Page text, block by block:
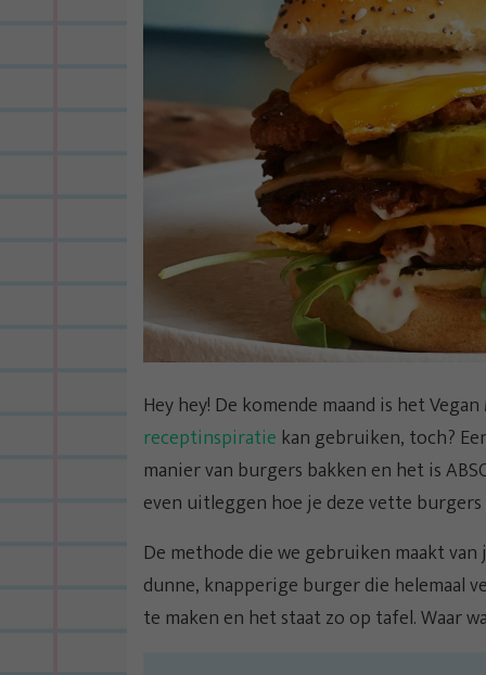
Hey hey! De komende maand is het
receptinspiratie kan gebruiken, toch?
manier van burgers bakken en het is
even uitleggen hoe je deze vette
De methode die we gebruiken maakt
dunne, knapperige burger die helemaal
te maken en het staat zo op tafel. Waar